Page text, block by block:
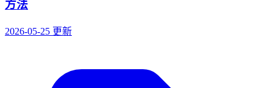
方法
2026-05-25 更新